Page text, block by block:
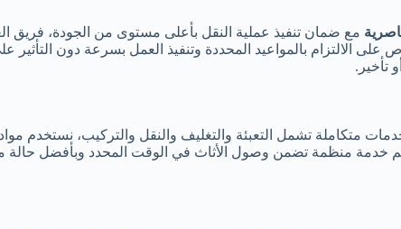
مع ضمان تنفيذ عملية النقل بأعلى مستوى من الجودة، فريق
الالتزام بالمواعيد المحددة وتنفيذ العمل بسرعة دون
تأخير.
متكاملة تشمل التعبئة والتغليف والنقل والتركيب، نستخدم
خدمة منظمة تضمن وصول الأثاث في الوقت المحدد وبأفضل